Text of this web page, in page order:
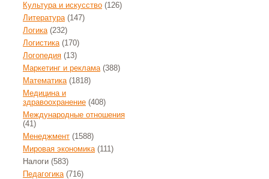
Культура и искусство (126)
Литература(147)
Логика(232)
Логистика(170)
Логопедия (13)
Маркетинг и реклама(388)
Математика(1818)
Медицина и
здравоохранение (408)
Международные отношения
(41)
Менеджмент (1588)
Мировая экономика(111)
Налоги (583)
Педагогика(716)